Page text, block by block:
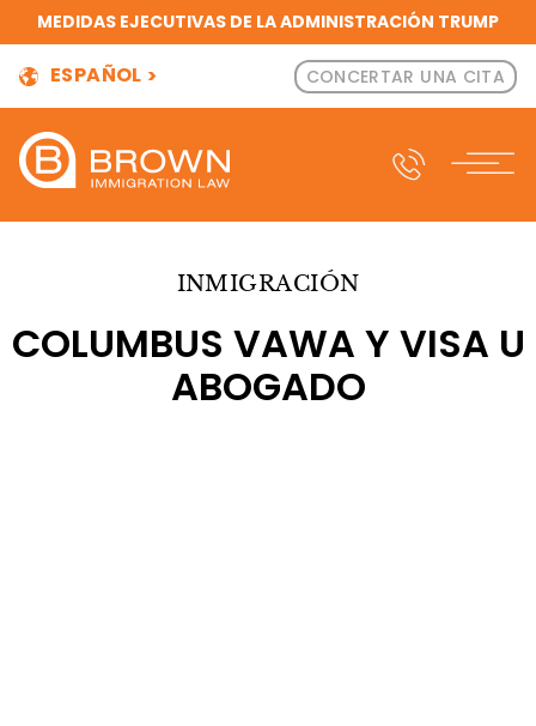
MEDIDAS EJECUTIVAS DE LA ADMINISTRACIÓN TRUMP
ESPAÑOL CONCERTAR UNA CITA
INMIGRACIÓN
COLUMBUS VAWA Y VISA U
ABOGADO